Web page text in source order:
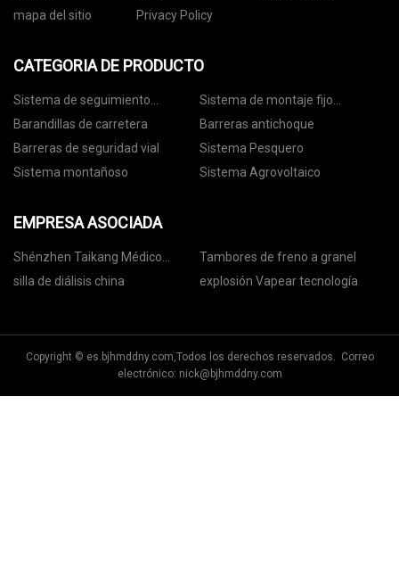
mapa del sitio
Privacy Policy
CATEGORIA DE PRODUCTO
Sistema de seguimiento
fotovoltaico
Sistema de montaje fijo
fotovoltaico
Barandillas de carretera
Barreras antichoque
Barreras de seguridad vial
Sistema Pesquero
Sistema montañoso
Sistema Agrovoltaico
EMPRESA ASOCIADA
Shénzhen Taikang Médico
Equipo Co., Ltd.
Tambores de freno a granel
silla de diálisis china
explosión Vapear tecnología
Copyright © es.bjhmddny.com,Todos los derechos reservados. Correo
electrónico: nick@bjhmddny.com